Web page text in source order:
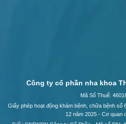
Công ty cổ phần nha khoa
Mã Số Thuế:
Giấy phép hoạt động khám bệnh, chữa bệnh
12 năm 2025 - Cơ quan